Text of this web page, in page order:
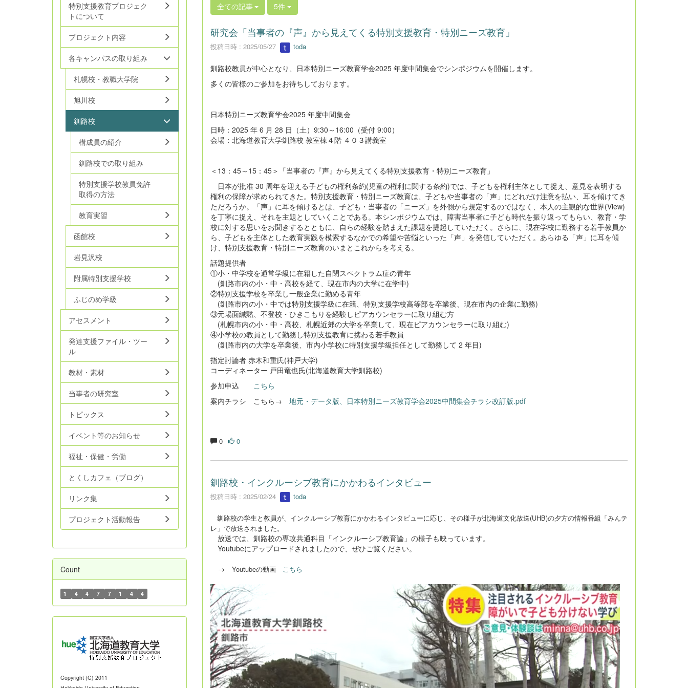
全ての記事 5件
研究会「当事者の『声』から見えてくる特別支援教育・特別ニーズ教育」
投稿日時 : 2025/05/27 toda
釧路校教員が中心となり、日本特別ニーズ教育学会2025 年度中間集会でシンポジウムを開催します。
多くの皆様のご参加をお待ちしております。
日本特別ニーズ教育学会2025 年度中間集会
日時：2025 年 6 月 28 日（土）9:30～16:00（受付 9:00）
会場：北海道教育大学釧路校 教室棟４階 ４０３講義室
＜13：45～15：45＞「当事者の『声』から見えてくる特別支援教育・特別ニーズ教育」
日本が批准 30 周年を迎える子どもの権利条約(児童の権利に関する条約)では、子どもを権利主体として捉え、意見を表明する
権利の保障が求められてきた。特別支援教育・特別ニーズ教育は、子どもや当事者の「声」にどれだけ注意を払い、耳を傾けてき
ただろうか。「声」に耳を傾けるとは、子ども・当事者の「ニーズ」を外側から規定するのではなく、本人の主観的な世界(View)
を丁寧に捉え、それを主題としていくことである。本シンポジウムでは、障害当事者に子ども時代を振り返ってもらい、教育・学
校に対する思いをお聞きするとともに、自らの経験を踏まえた課題を提起していただく。さらに、現在学校に勤務する若手教員か
ら、子どもを主体とした教育実践を模索するなかでの希望や苦悩といった「声」を発信していただく。あらゆる「声」に耳を傾
け、特別支援教育・特別ニーズ教育のいまとこれからを考える。
話題提供者
①小・中学校を通常学級に在籍した自閉スペクトラム症の青年
(釧路市内の小・中・高校を経て、現在市内の大学に在学中)
②特別支援学校を卒業し一般企業に勤める青年
(釧路市内の小・中では特別支援学級に在籍、特別支援学校高等部を卒業後、現在市内の企業に勤務)
③元場面緘黙、不登校・ひきこもりを経験しピアカウンセラーに取り組む方
(札幌市内の小・中・高校、札幌近郊の大学を卒業して、現在ピアカウンセラーに取り組む)
④小学校の教員として勤務し特別支援教育に携わる若手教員
(釧路市内の大学を卒業後、市内小学校に特別支援学級担任として勤務して 2 年目)
指定討論者 赤木和重氏(神戸大学)
コーディネーター 戸田竜也氏(北海道教育大学釧路校)
参加申込
こちら
案内チラシ こちら→ 地元・データ版、日本特別ニーズ教育学会2025中間集会チラシ改訂版.pdf
0 0
釧路校・インクルーシブ教育にかかわるインタビュー
投稿日時 : 2025/02/24 toda
釧路校の学生と教員が、インクルーシブ教育にかかわるインタビューに応じ、その様子が北海道文化放送(UHB)の夕方の情報番組「みんテ
レ」で放送されました。
放送では、釧路校の専攻共通科目「インクルーシブ教育論」の様子も映っています。
Youtubeにアップロードされましたので、ぜひご覧ください。
→ Youtubeの動画 こちら
特別支援教育プロジェク
トについて
プロジェクト内容
各キャンパスの取り組み
札幌校・教職大学院
旭川校
釧路校
構成員の紹介
釧路校での取り組み
特別支援学校教員免許
取得の方法
教育実習
函館校
岩見沢校
附属特別支援学校
ふじのめ学級
アセスメント
発達支援ファイル・ツー
ル
教材・素材
当事者の研究室
トピックス
イベント等のお知らせ
福祉・保健・労働
とくしカフェ（ブログ）
リンク集
プロジェクト活動報告
Count
1 4 4 7 7 1 4 4
Copyright (C) 2011